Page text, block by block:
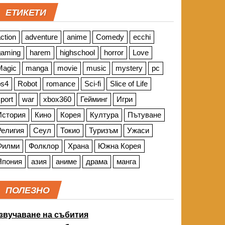
ЕТИКЕТИ
adventure anime Comedy
ecchi
harem highschool horror
Love
manga movie music mystery
pc
Robot romance Sci-fi
Slice of Life
war xbox360 Гейминг
Игри
Кино Корея Култура
Пътуване
Сеул Токио Туризъм
Ужаси
Фолклор Храна
Южна Корея
азия аниме драма манга
ПОЛЕЗНО
на събития